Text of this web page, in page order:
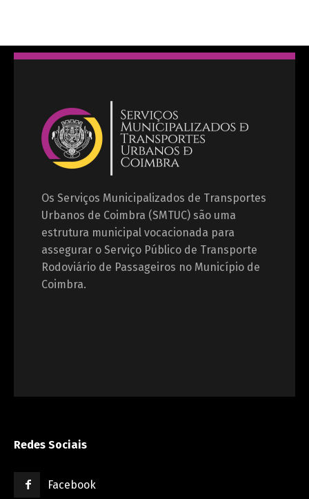
Os Serviços Municipalizados de Transportes
Urbanos de Coimbra (SMTUC) são uma
estrutura municipal vocacionada para
assegurar o Serviço Público de Transporte
Rodoviário de Passageiros no Município de
Coimbra.
Redes Sociais
Facebook